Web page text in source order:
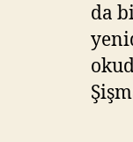
da